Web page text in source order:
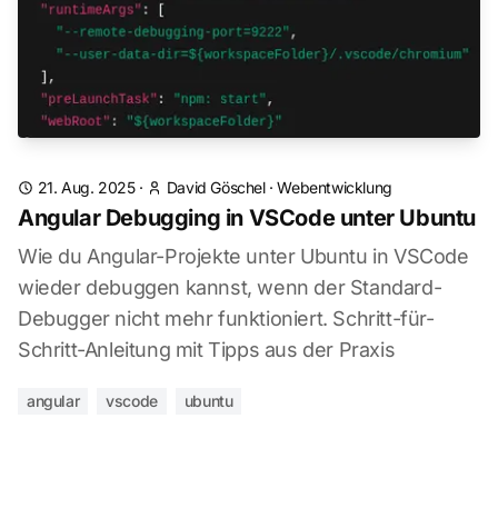
21. Aug. 2025· David Göschel·Webentwicklung
Angular Debugging in VSCode unter Ubuntu
Wie du Angular-Projekte unter Ubuntu in VSCode
wieder debuggen kannst, wenn der Standard-
Debugger nicht mehr funktioniert. Schritt-für-
Schritt-Anleitung mit Tipps aus der Praxis
angular vscode ubuntu